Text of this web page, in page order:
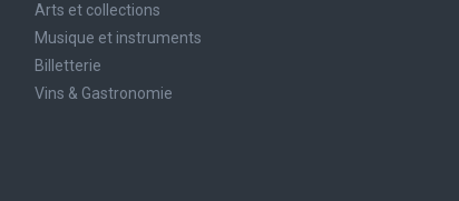
Arts et collections
Musique et instruments
Billetterie
Vins & Gastronomie